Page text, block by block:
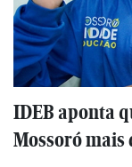
IDEB aponta
Mossoró mais